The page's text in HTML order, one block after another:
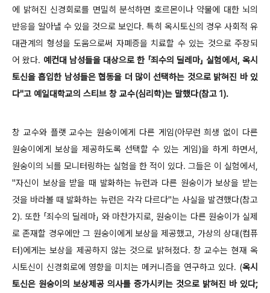
에 밝혀진 신경회로를 면밀히 분석하면 호르몬이나 약물에 대한 뇌의
반응을 알아낼 수 있을 것으로 보인다. 특히 옥시토신의 경우 사회적 유
대관계의 형성을 도움으로써 자폐증을 치료할 수 있는 것으로 주장되
어 왔다. 예컨대 남성들을 대상으로 한 「죄수의 딜레마」 실험에서, 옥시
토신을 흡입한 남성들은 협동을 더 많이 선택하는 것으로 밝혀진 바 있
다"고 예일대학교의 스티브 창 교수(심리학)는 말했다(참고 1).
창 교수와 플랫 교수는 원숭이에게 다른 게임(아무런 희생 없이 다른
원숭이에게 보상을 제공하도록 선택할 수 있는 게임)을 하게 하면서,
원숭이의 뇌를 모니터링하는 실험을 한 적이 있다. 그들은 이 실험에서,
"자신이 보상을 받을 때 발화하는 뉴런과 다른 원숭이가 보상을 받는
것을 바라볼 때 발화하는 뉴런은 각각 다르다"는 사실을 발견했다(참고
2). 또한 「죄수의 딜레마」 와 마찬가지로, 원숭이는 다른 원숭이가 실제
로 존재할 경우에만 그 원숭이에게 보상을 제공했고, 가상의 상대(컴퓨
터)에게는 보상을 제공하지 않는 것으로 밝혀졌다. 창 교수는 현재 옥
시토신이 신경회로에 영향을 미치는 메커니즘을 연구하고 있다. (옥시
토신은 원숭이의 보상제공 의사를 증가시키는 것으로 밝혀진 바 있다;